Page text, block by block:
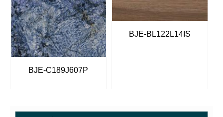
BJE-C189J607P
BJE-BL122L14IS